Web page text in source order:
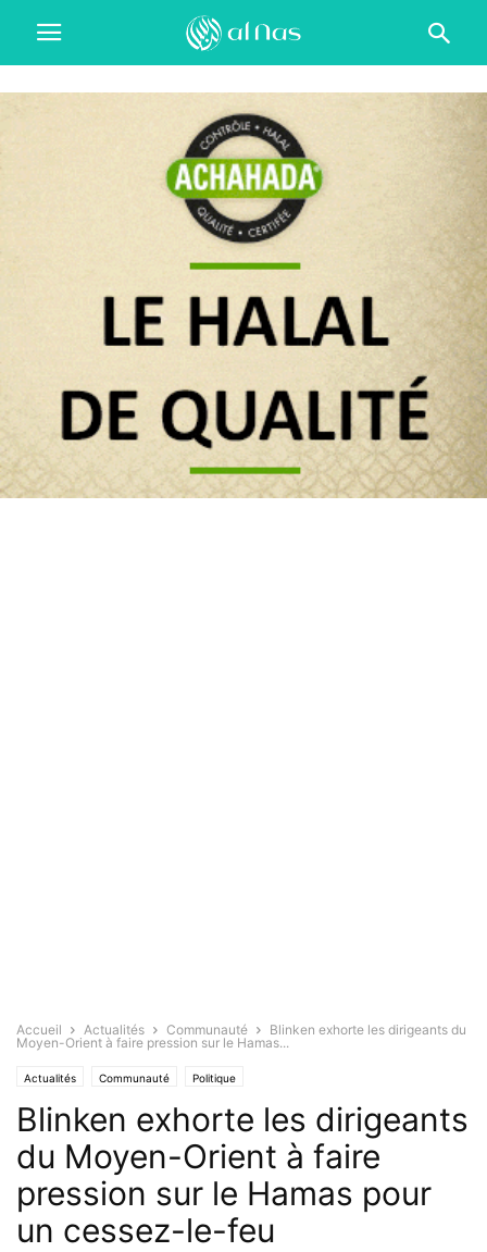
Accueil Actualités Communauté
Blinken exhorte les dirigeants du
Moyen-Orient à faire pression sur le Hamas...
Actualités Communauté Politique
Blinken exhorte les dirigeants
du Moyen-Orient à faire
pression sur le Hamas pour
un cessez-le-feu